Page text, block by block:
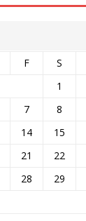
F S
1
7 8
14 15
21 22
28 29